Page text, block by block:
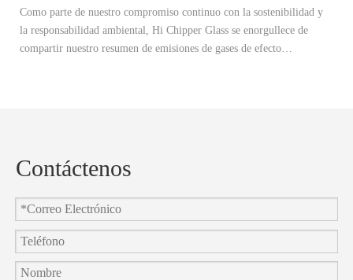
Como parte de nuestro compromiso continuo con la sostenibilidad y
la responsabilidad ambiental, Hi Chipper Glass se enorgullece de
compartir nuestro resumen de emisiones de gases de efecto
Contáctenos